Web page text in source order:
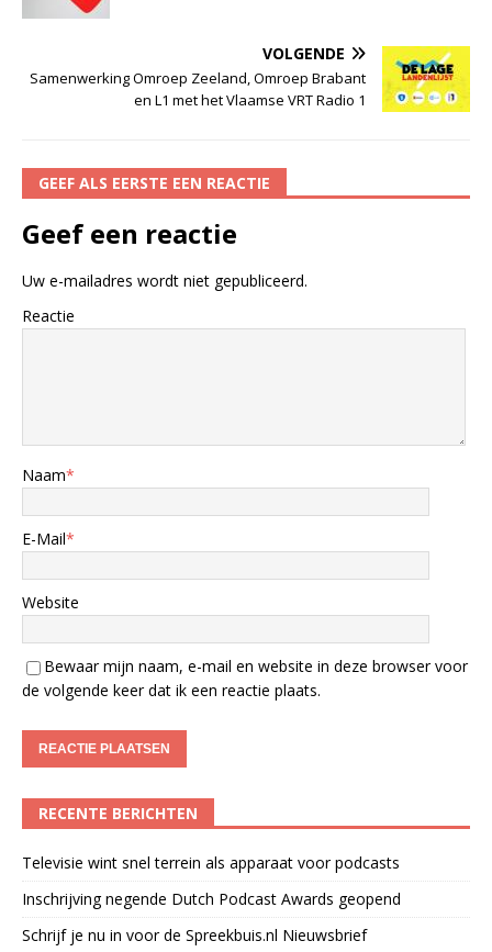
VOLGENDE
Samenwerking Omroep Zeeland, Omroep Brabant
en L1 met het Vlaamse VRT Radio 1
GEEF ALS EERSTE EEN REACTIE
Geef een reactie
Uw e-mailadres wordt niet gepubliceerd.
Reactie
Naam*
E-Mail*
Website
Bewaar mijn naam, e-mail en website in deze browser voor
de volgende keer dat ik een reactie plaats.
RECENTE BERICHTEN
Televisie wint snel terrein als apparaat voor podcasts
Inschrijving negende Dutch Podcast Awards geopend
Schrijf je nu in voor de Spreekbuis.nl Nieuwsbrief